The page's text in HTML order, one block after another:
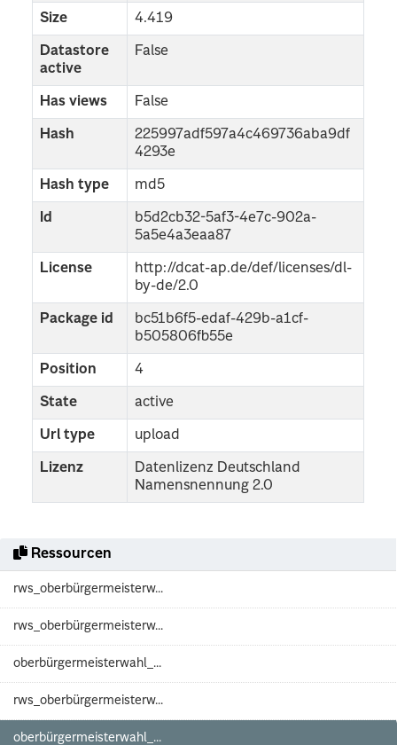
Ressourcen
rws_oberbürgermeisterw...
rws_oberbürgermeisterw...
oberbürgermeisterwahl_...
rws_oberbürgermeisterw...
oberbürgermeisterwahl_...
Size 4.419
Datastore
active
False
Has views False
Hash
225997adf597a4c469736aba9df
4293e
Hash type md5
Id
b5d2cb32-5af3-4e7c-902a-
5a5e4a3eaa87
License
http://dcat-ap.de/def/licenses/dl-
by-de/2.0
Package id
bc51b6f5-edaf-429b-a1cf-
b505806fb55e
Position 4
State active
Url type upload
Lizenz
Datenlizenz Deutschland
Namensnennung 2.0